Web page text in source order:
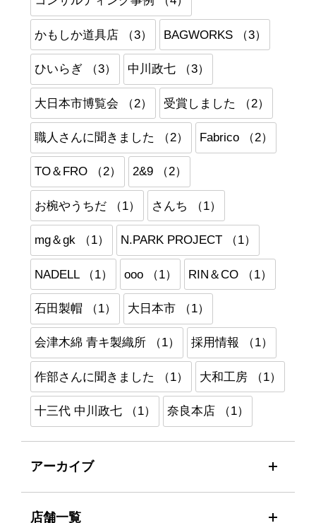
かもしか道具店 （3） BAGWORKS （3）
ひいらぎ （3） 中川政七 （3）
大日本市博覧会 （2） 受賞しました （2）
職人さんに聞きました （2） Fabrico （2）
TO＆FRO （2） 2&9 （2）
お椀やうちだ （1） さんち （1）
mg＆gk （1） N.PARK PROJECT （1）
NADELL （1） ooo （1） RIN＆CO （1）
石田製帽 （1） 大日本市 （1）
会津木綿 青キ製織所 （1） 採用情報 （1）
作部さんに聞きました （1） 大和工房 （1）
十三代 中川政七 （1） 奈良本店 （1）
アーカイブ
店舗一覧